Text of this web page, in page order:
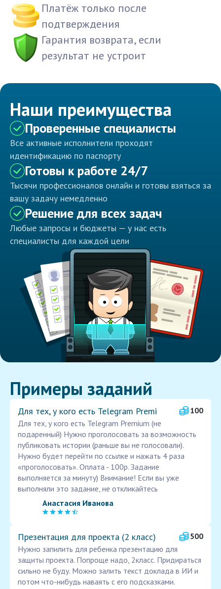
Платёж только после
подтверждения
Гарантия возврата, если
результат не устроит
Наши преимущества
Проверенные специалисты
Все активные исполнители проходят
идентификацию по паспорту
Готовы к работе 24/7
Тысячи профессионалов онлайн и готовы взяться за
вашу задачу немедленно
Решение для всех задач
Любые запросы и бюджеты — у нас есть
специалисты для каждой цели
Примеры заданий
Для тех, у кого есть Telegram Premi
100
Для тех, у кого есть Telegram Premium (не
подаренный) Нужно проголосовать за возможность
публиковать истории (раньше вы не голосовали).
Нужно будет перейти по ссылке и нажать 4 раза
«проголосовать». Оплата - 100р. Задание
выполняется за минуту) Внимание! Если вы уже
выполняли это задание, не откликайтесь
Анастасия Иванова
Презентация для проекта (2 класс)
500
Нужно запилить для ребенка презентацию для
защиты проекта. Попроще надо, 2класс. Придираться
сильно не буду. Можно залить текст доклада в ИИ и
потом что-нибудь наваять с его подсказками.